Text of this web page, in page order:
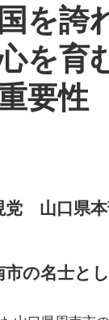
を誇
を育
要性
党 山口県
の名士と